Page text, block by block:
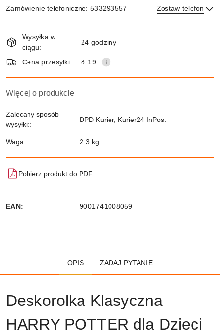
Zamówienie telefoniczne: 533293557 Zostaw telefon
i
dostawa
Wysyłka w
ciągu:
24 godziny
Cena przesyłki: 8.19
Więcej o produkcie
Zalecany sposób
wysyłki::
DPD Kurier, Kurier24 InPost
Waga: 2.3 kg
Pobierz produkt do PDF
EAN: 9001741008059
OPIS ZADAJ PYTANIE
Deskorolka Klasyczna
HARRY POTTER dla Dzieci